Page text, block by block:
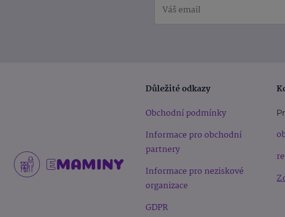
Důležité odkazy
Obchodní podmínky
Informace pro obchodní
partnery
Informace pro neziskové
organizace
GDPR